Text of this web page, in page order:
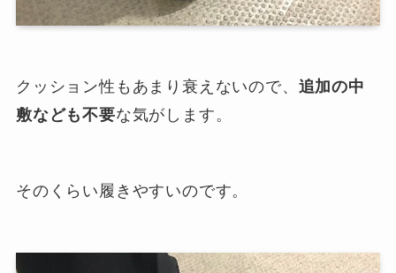
クッション性もあまり衰えないので、 追加の中
敷なども不要な気がします。
そのくらい履きやすいのです。